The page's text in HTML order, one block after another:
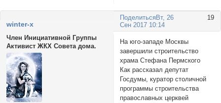
Поделиться 19
Вт, 26
Сен 2017 10:14
winter-x
Член Инициативной Группы
Активист ЖКХ Совета дома.
На юго-западе Москвы
завершили строительство
храма Стефана Пермского
Как рассказал депутат
Госдумы, куратор столичной
программы строительства
православных церквей